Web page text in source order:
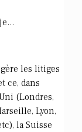
les litiges
ce, dans
(Londres,
Lyon,
la Suisse